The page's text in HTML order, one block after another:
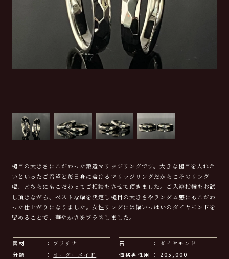
槌目の大きさにこだわった鍛造マリッジリングです。大きな槌目を入れた
いといったご希望と毎日身に着けるマリッジリングだからこそのリング
幅、どちらにもこだわってご相談をさせて頂きました。ご入籍指輪をお試
し頂きながら、ベストな幅を決定し槌目の大きさやランダム感にもこだわ
った仕上がりになりました。女性リングには幅いっぱいのダイヤモンドを
留めることで、華やかさをプラスしました。
素材 プラチナ 石
ダイヤモンド
分類
オーダーメイド 価格男性用
205,000